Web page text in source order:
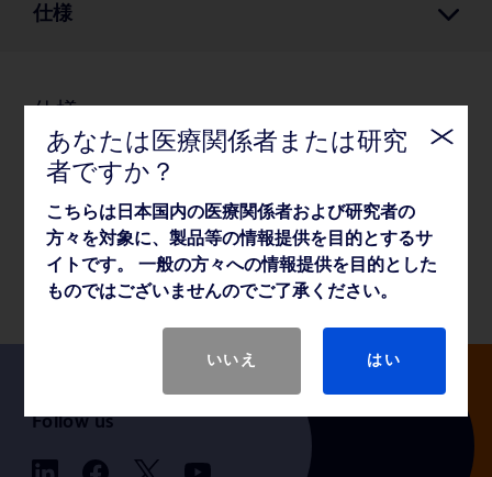
仕様
仕様
薬事・その他情報
製品基本仕様
Follow us
あなたは医療関係者または研究
者ですか？
こちらは日本国内の医療関係者および研究者の
方々を対象に、製品等の情報提供を目的とするサ
イトです。 一般の方々への情報提供を目的とした
ものではございませんのでご了承ください。
いいえ はい